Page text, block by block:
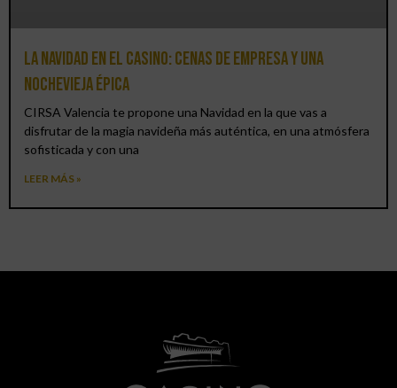
La Navidad en el Casino: cenas de empresa y una
Nochevieja épica
CIRSA Valencia te propone una Navidad en la que vas a
disfrutar de la magia navideña más auténtica, en una atmósfera
sofisticada y con una
LEER MÁS »